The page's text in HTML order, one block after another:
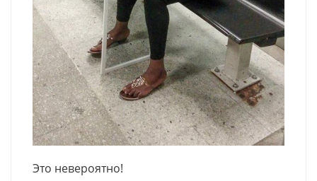
Это невероятно!